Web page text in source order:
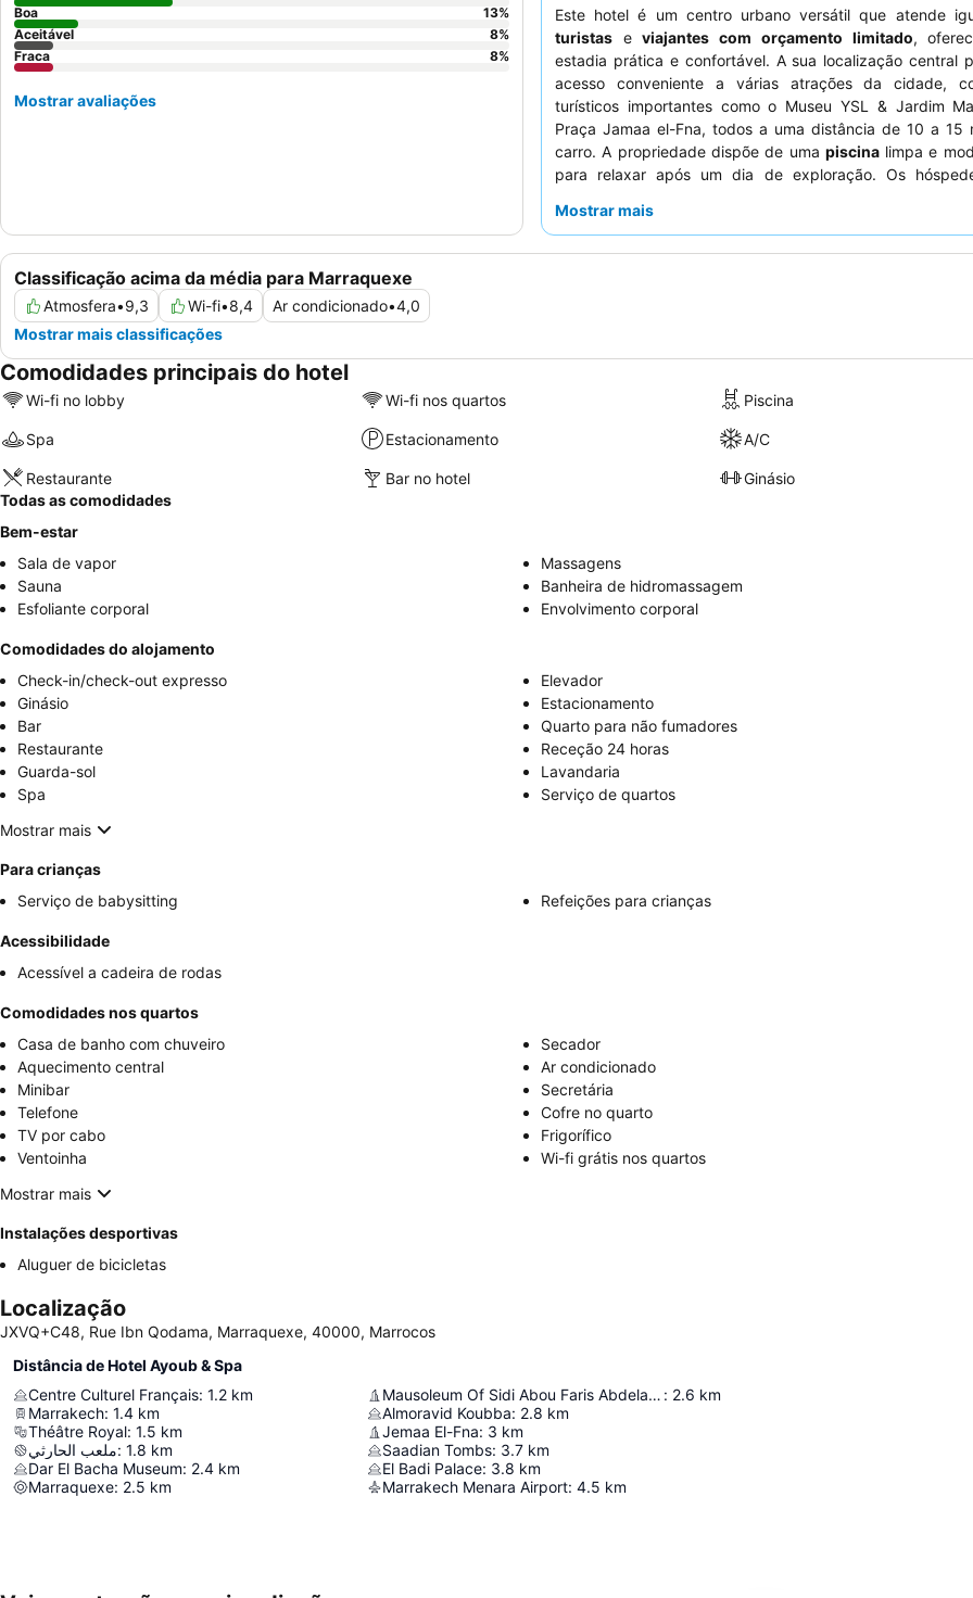
Este hotel é um centro urbano versátil que atende
turistas eviajantes com orçamento limitado,
estadia prática e confortável. A sua localização central
acesso conveniente a várias atrações da cidade,
turísticos importantes como o Museu YSL & Jardim
Praça Jamaa el-Fna, todos a uma distância de 10 a 15
carro. A propriedade dispõe de uma piscinalimpa e
para relaxar após um dia de exploração. Os
particularmente a equipa da receção, que é notada
Mostrar mais
Classificação acima da média para Marraquexe
Atmosfera•9,3 Wi-fi•8,4 Ar condicionado•4,0
Mostrar mais classificações
Boa
13%
Aceitável
8%
Fraca
8%
Mostrar avaliações
Comodidades principais do hotel
Wi-fi no lobby Wi-fi nos quartos Piscina
Spa Estacionamento A/C
Restaurante Bar no hotel
Ginásio
Todas as comodidades
Bem-estar
Sala de vapor
Massagens
Sauna
Banheira de hidromassagem
Esfoliante corporal
Envolvimento corporal
Comodidades do alojamento
Check-in/check-out expresso
Elevador
Ginásio
Estacionamento
Bar
Quarto para não fumadores
Restaurante
Receção 24 horas
Guarda-sol
Lavandaria
Spa
Serviço de quartos
Mostrar mais
Para crianças
Serviço de babysitting
Refeições para crianças
Acessibilidade
Acessível a cadeira de rodas
Comodidades nos quartos
Casa de banho com chuveiro
Secador
Aquecimento central
Ar condicionado
Minibar
Secretária
Telefone
Cofre no quarto
TV por cabo
Frigorífico
Ventoinha
Wi-fi grátis nos quartos
Mostrar mais
Instalações desportivas
Aluguer de bicicletas
Localização
JXVQ+C48, Rue Ibn Qodama, Marraquexe, 40000, Marrocos
Distância de Hotel Ayoub & Spa
Centre Culturel Français: 1.2 km
Marrakech: 1.4 km
Théâtre Royal: 1.5 km
ملعب الحارثي: 1.8 km
Dar El Bacha Museum: 2.4 km
Marraquexe: 2.5 km
Mausoleum Of Sidi Abou Faris Abdelaziz Tebbâa : 2.6 km
Almoravid Koubba: 2.8 km
Jemaa El-Fna: 3 km
Saadian Tombs: 3.7 km
El Badi Palace: 3.8 km
Marrakech Menara Airport: 4.5 km